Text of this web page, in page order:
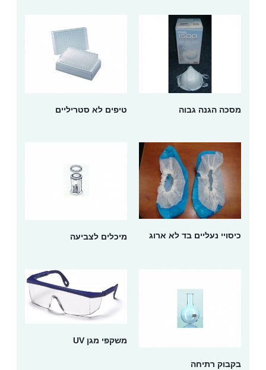
מסכה הגנה גבוה טיפים לא סטריליים
כיסויי נעליים בד לא ארוג מיכלים לצביעה
בקבוק רתיחה
משקפי מגן UV